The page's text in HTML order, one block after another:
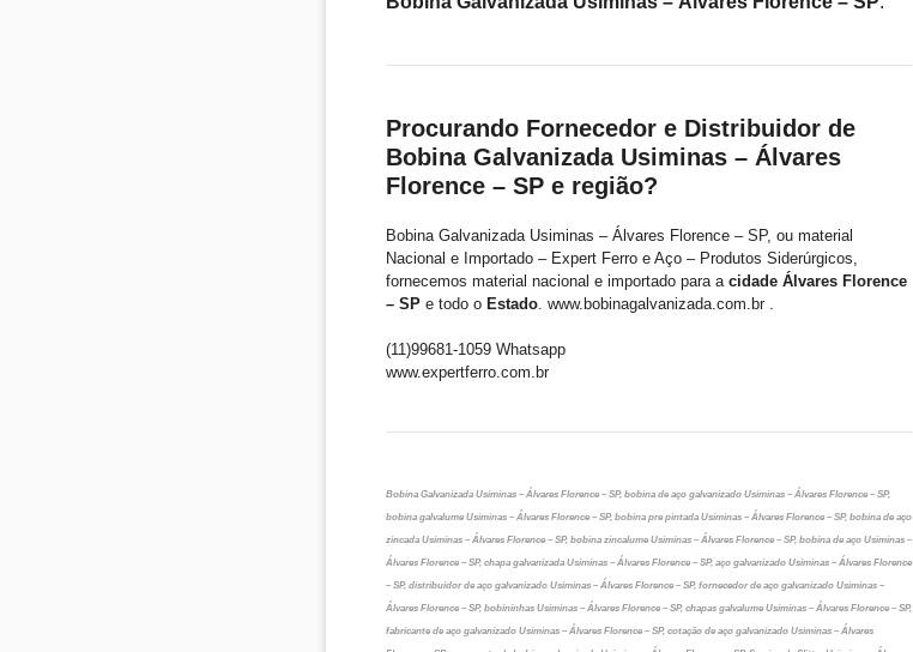
Procurando Fornecedor e Distribuidor de
Bobina Galvanizada Usiminas – Álvares
Florence – SP e região?
Bobina Galvanizada Usiminas – Álvares Florence – SP, ou material
Nacional e Importado – Expert Ferro e Aço – Produtos Siderúrgicos,
fornecemos material nacional e importado para a cidade Álvares Florence
– SP e todo o Estado . www.bobinagalvanizada.com.br .
(11)99681-1059 Whatsapp
www.expertferro.com.br
Bobina Galvanizada Usiminas – Álvares Florence – SP, bobina de aço galvanizado Usiminas – Álvares Florence – SP,
bobina galvalume Usiminas – Álvares Florence – SP, bobina pre pintada Usiminas – Álvares Florence – SP, bobina de aço
zincada Usiminas – Álvares Florence – SP, bobina zincalume Usiminas – Álvares Florence – SP, bobina de aço Usiminas –
Álvares Florence – SP, chapa galvanizada Usiminas – Álvares Florence – SP, aço galvanizado Usiminas – Álvares Florence
– SP, distribuidor de aço galvanizado Usiminas – Álvares Florence – SP, fornecedor de aço galvanizado Usiminas –
Álvares Florence – SP, bobininhas Usiminas – Álvares Florence – SP, chapas galvalume Usiminas – Álvares Florence – SP,
fabricante de aço galvanizado Usiminas – Álvares Florence – SP, cotação de aço galvanizado Usiminas – Álvares